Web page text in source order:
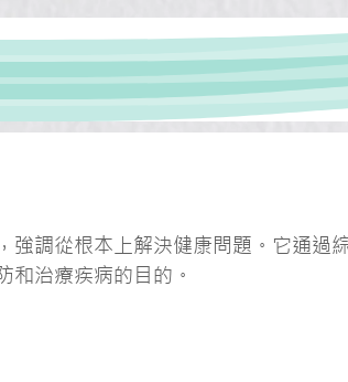
調從根本上解決健康問題。它通過
和治療疾病的目的。